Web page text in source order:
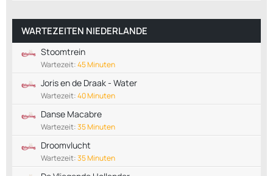
WARTEZEITEN NIEDERLANDE
Stoomtrein
Wartezeit:45 Minuten
Joris en de Draak - Water
Wartezeit:40 Minuten
Danse Macabre
Wartezeit:35 Minuten
Droomvlucht
Wartezeit:35 Minuten